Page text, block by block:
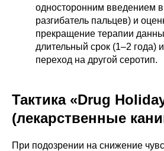
односторонним введением
разгибатель пальцев) и
прекращение терапии
длительный срок (1–2 года)
переход на другой серотип.
Тактика «Drug
(лекарственные
При подозрении на снижение